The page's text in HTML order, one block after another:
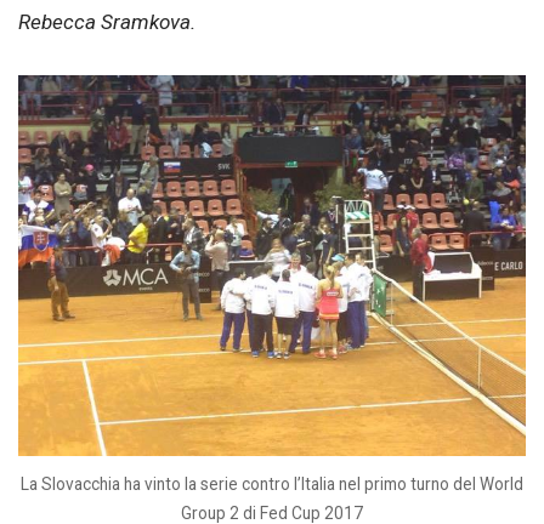
Rebecca Sramkova.
La Slovacchia ha vinto la serie contro l’Italia nel primo turno del World
Group 2 di Fed Cup 2017